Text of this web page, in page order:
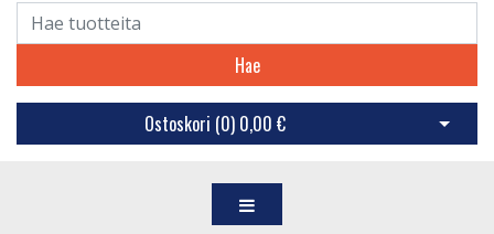
Hae
Ostoskori (0) 0,00 € Avaa